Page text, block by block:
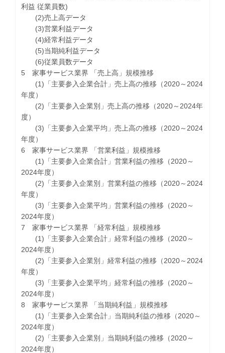
利益 従業員数)
(2)売上高データ
(3)営業利益データ
(4)経常利益データ
(5)当期純利益データ
(6)従業員数データ
5 家事サービス業界 「売上高」規模推移
(1)「主要参入企業合計」売上高の推移（2020～2024
年度）
(2)「主要参入企業別」売上高の推移（2020～2024年
度）
(3)「主要参入企業平均」売上高の推移（2020～2024
年度）
6 家事サービス業界 「営業利益」規模推移
(1)「主要参入企業合計」営業利益の推移（2020～
2024年度）
(2)「主要参入企業別」営業利益の推移（2020～2024
年度）
(3)「主要参入企業平均」営業利益の推移（2020～
2024年度）
7 家事サービス業界 「経常利益」規模推移
(1)「主要参入企業合計」経常利益の推移（2020～
2024年度）
(2)「主要参入企業別」経常利益の推移（2020～2024
年度）
(3)「主要参入企業平均」経常利益の推移（2020～
2024年度）
8 家事サービス業界 「当期純利益」規模推移
(1)「主要参入企業合計」当期純利益の推移（2020～
2024年度）
(2)「主要参入企業別」当期純利益の推移（2020～
2024年度）